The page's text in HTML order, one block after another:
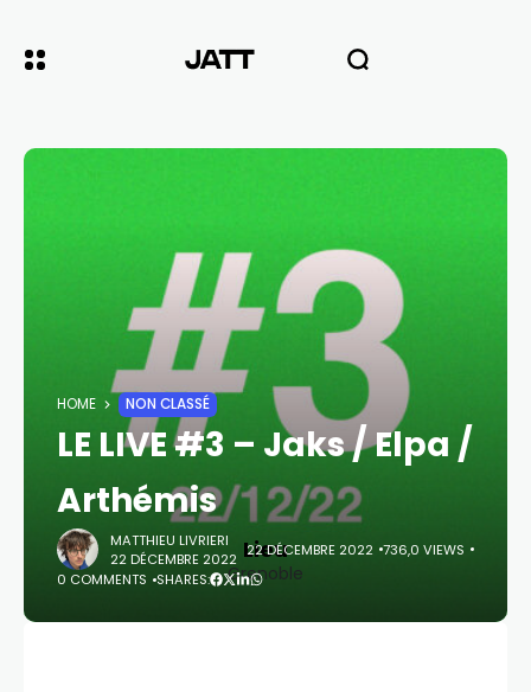
HOME NON CLASSÉ
LE LIVE #3 – Jaks / Elpa /
Arthémis
MATTHIEU LIVRIERI
22 DÉCEMBRE 2022 22 DÉCEMBRE 2022 736,0 VIEWS
0 COMMENTS
SHARES:
Lieu
Grenoble